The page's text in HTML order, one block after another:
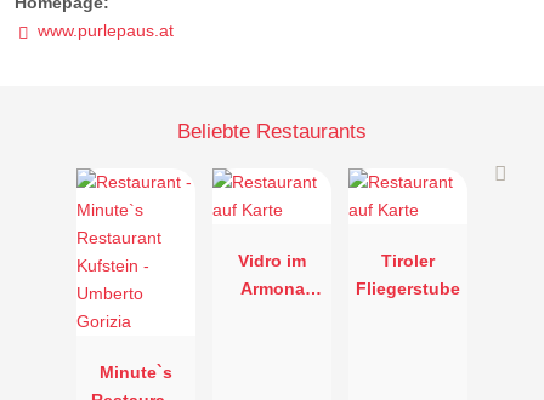
www.purlepaus.at
Beliebte Restaurants
Minute`s
Vidro im
Armona
Tiroler
Fliegerstube